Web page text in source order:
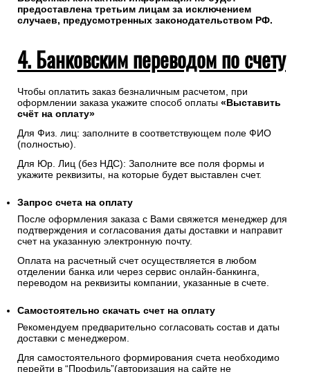
также может потребоваться ввод кода который придет Вам
от обслуживающего банка.
платежа и электронный кассовый чек.
Введенная контактная информация не будет
случаев, предусмотренных законодательством РФ.
4. Банковским переводом по счету
Чтобы оплатить заказ безналичным расчетом, при
оформлении заказа укажите способ оплаты«Выставить
Для Физ. лиц: заполните в соответствующем поле ФИО
(полностью).
Для Юр. Лиц (без НДС): Заполните все поля формы и
укажите реквизиты, на которые будет выставлен счет.
Запрос счета на оплату
подтверждения и согласования даты доставки и направит
счет на указанную электронную почту.
Оплата на расчетный счет осуществляется в любом
отделении банка или через сервис онлайн-банкинга,
переводом на реквизиты компании, указанные в счете.